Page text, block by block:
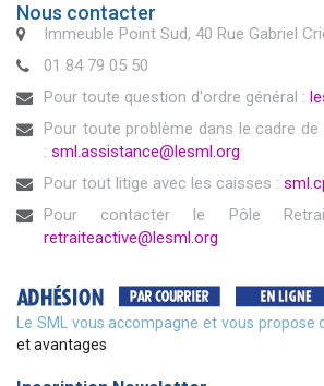
Nous contacter
Immeuble Point Sud, 40 Rue Gabriel
01 84 79 05 50
Pour toute question d'ordre général :
Pour toute problème dans le cadre de
: sml.assistance@lesml.org
Pour tout litige avec les caisses :
Pour contacter le Pôle
retraiteactive@lesml.org
Le SML vous accompagne et vous propose
et avantages